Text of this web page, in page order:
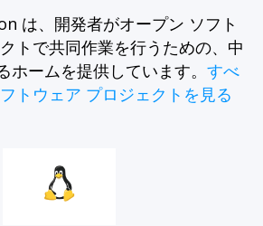
は、開発者がオープン ソフト
トで共同作業を行うための、中
ホームを提供しています。 すべ
トウェア プロジェクトを見る